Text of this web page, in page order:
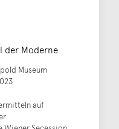
der Moderne
Museum
auf